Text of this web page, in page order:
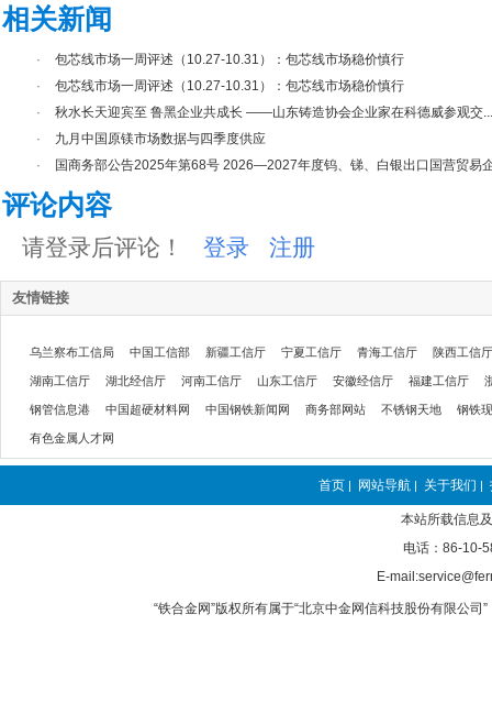
相关新闻
·
包芯线市场一周评述（10.27-10.31）：包芯线市场稳价慎行
·
包芯线市场一周评述（10.27-10.31）：包芯线市场稳价慎行
·
秋水长天迎宾至 鲁黑企业共成长 ——山东铸造协会企业家在科德威参观交...
·
九月中国原镁市场数据与四季度供应
·
国商务部公告2025年第68号 2026—2027年度钨、锑、白银出口国营贸易
评论内容
请登录后评论！ 登录 注册
友情链接
乌兰察布工信局 中国工信部 新疆工信厅 宁夏工信厅 青海工信厅 陕西工信厅
湖南工信厅 湖北经信厅 河南工信厅 山东工信厅 安徽经信厅 福建工信厅
钢管信息港 中国超硬材料网 中国钢铁新闻网 商务部网站 不锈钢天地 钢铁
有色金属人才网
首页 | 网站导航 | 关于我们 |
本站所载信息
电话：86-10-
E-
“铁合金网”版权所有属于“北京中金网信科技股份有限公司